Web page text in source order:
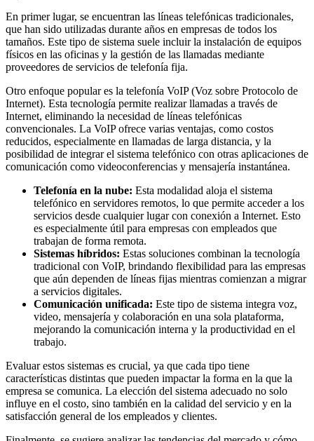
En primer lugar, se encuentran las líneas telefónicas tradicionales,
que han sido utilizadas durante años en empresas de todos los
tamaños. Este tipo de sistema suele incluir la instalación de equipos
físicos en las oficinas y la gestión de las llamadas mediante
proveedores de servicios de telefonía fija.
Otro enfoque popular es la telefonía VoIP (Voz sobre Protocolo de
Internet). Esta tecnología permite realizar llamadas a través de
Internet, eliminando la necesidad de líneas telefónicas
convencionales. La VoIP ofrece varias ventajas, como costos
reducidos, especialmente en llamadas de larga distancia, y la
posibilidad de integrar el sistema telefónico con otras aplicaciones de
comunicación como videoconferencias y mensajería instantánea.
Telefonía en la nube: Esta modalidad aloja el sistema
telefónico en servidores remotos, lo que permite acceder a los
servicios desde cualquier lugar con conexión a Internet. Esto
es especialmente útil para empresas con empleados que
trabajan de forma remota.
Sistemas híbridos: Estas soluciones combinan la tecnología
tradicional con VoIP, brindando flexibilidad para las empresas
que aún dependen de líneas fijas mientras comienzan a migrar
a servicios digitales.
Comunicación unificada: Este tipo de sistema integra voz,
video, mensajería y colaboración en una sola plataforma,
mejorando la comunicación interna y la productividad en el
trabajo.
Evaluar estos sistemas es crucial, ya que cada tipo tiene
características distintas que pueden impactar la forma en la que la
empresa se comunica. La elección del sistema adecuado no solo
influye en el costo, sino también en la calidad del servicio y en la
satisfacción general de los empleados y clientes.